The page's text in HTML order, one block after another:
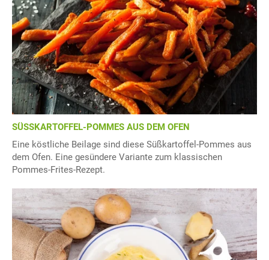
SÜSSKARTOFFEL-POMMES AUS DEM OFEN
Eine köstliche Beilage sind diese Süßkartoffel-Pommes aus
dem Ofen. Eine gesündere Variante zum klassischen
Pommes-Frites-Rezept.